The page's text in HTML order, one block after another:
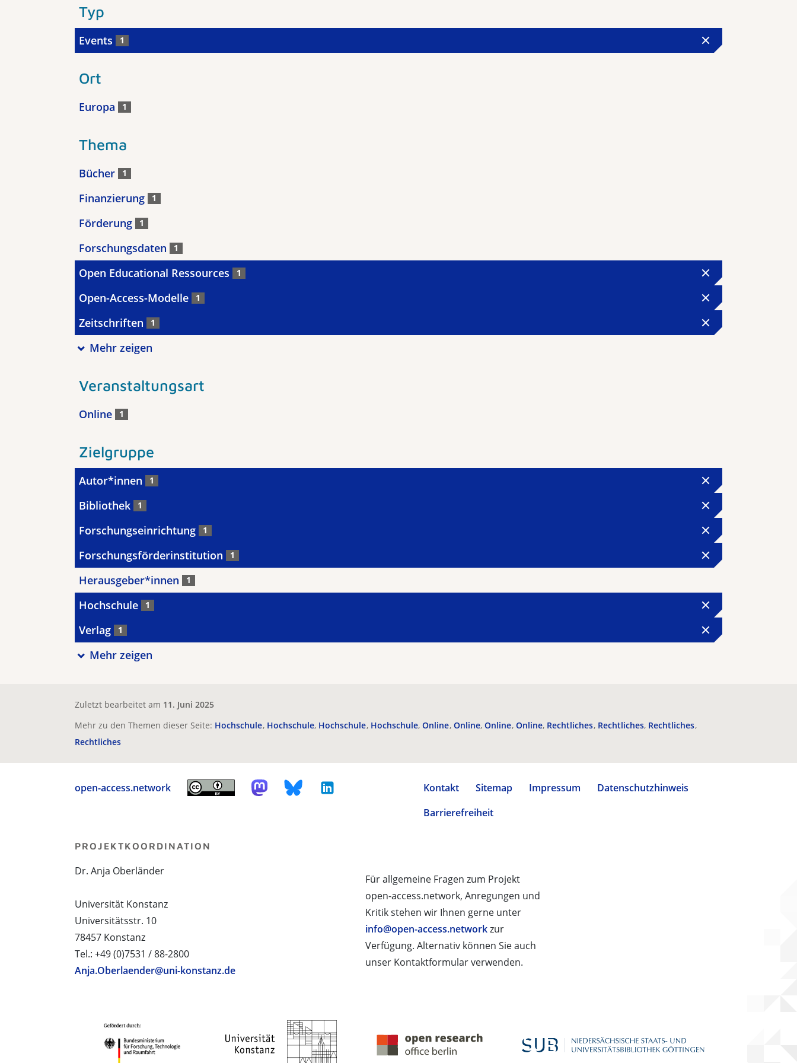
Typ
Events 1
Ort
Europa 1
Thema
Bücher 1
Finanzierung 1
Förderung 1
Forschungsdaten 1
Open Educational Ressources 1
Open-Access-Modelle 1
Zeitschriften 1
Mehr zeigen
Veranstaltungsart
Online 1
Zielgruppe
Autor*innen 1
Bibliothek 1
Forschungseinrichtung 1
Forschungsförderinstitution 1
Herausgeber*innen 1
Hochschule 1
Verlag 1
Mehr zeigen
Zuletzt bearbeitet am 11. Juni 2025
Mehr zu den Themen dieser Seite: Hochschule Hochschule Hochschule Hochschule Online Online Online Online Rechtliches Rechtliches Rechtliches
Rechtliches
open-access.network Kontakt Sitemap Impressum
Datenschutzhinweis
Barrierefreiheit
Für allgemeine Fragen zum Projekt
open-access.network, Anregungen und
Kritik stehen wir Ihnen gerne unter
info@open-access.networkzur
Verfügung. Alternativ können Sie auch
unser Kontaktformular verwenden.
PROJEKTKOORDINATION
Dr. Anja Oberländer
Universität Konstanz
Universitätsstr. 10
78457 Konstanz
Tel.: +49 (0)7531 / 88-2800
Anja.Oberlaender@uni-konstanz.de